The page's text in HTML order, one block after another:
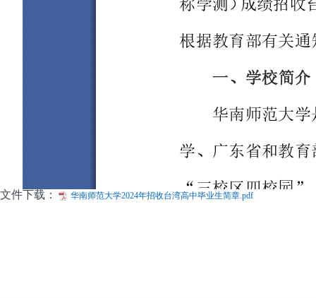
文件下载： 华南师范大学2024年招收台湾高中毕业生简章.pdf